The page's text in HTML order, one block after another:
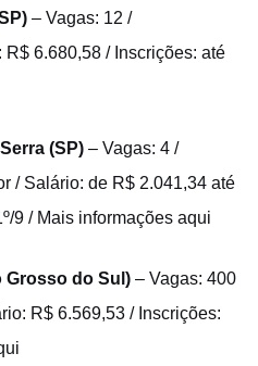
– Vagas: 12 /
6.680,58 / Inscrições: até
(SP) – Vagas: 4 /
/ Salário: de R$ 2.041,34 até
9 / Mais informações aqui
Grosso do Sul) – Vagas: 400
R$ 6.569,53 / Inscrições: